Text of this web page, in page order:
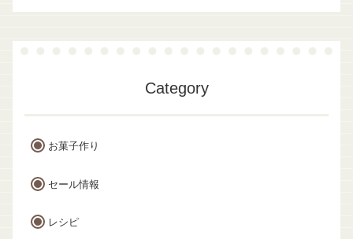
Category
お菓子作り
セール情報
レシピ